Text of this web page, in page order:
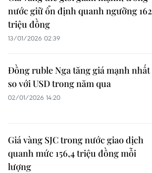
nước giữ ổn định quanh ngưỡng 162
triệu đồng
13/01/2026 02:39
Đồng ruble Nga tăng giá mạnh nhất
so với USD trong năm qua
02/01/2026 14:20
Giá vàng SJC trong nước giao dịch
quanh mức 156,4 triệu đồng mỗi
lượng